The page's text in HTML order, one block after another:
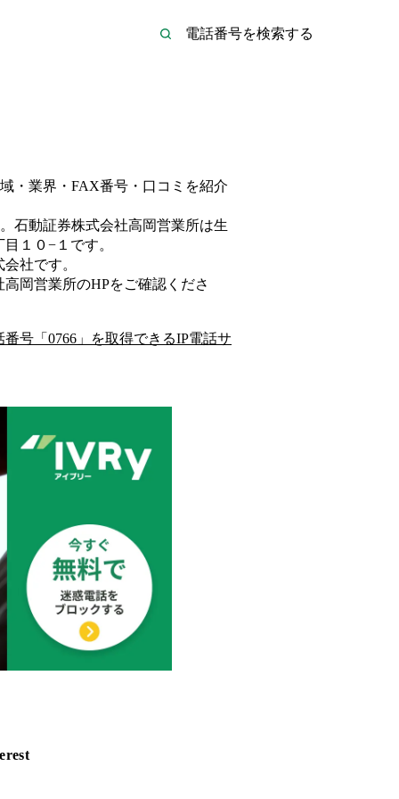
・業界・FAX番号・口コミを紹介
石動証券株式会社高岡営業所は生
１０−１ です。
会社です。
高岡営業所のHPをご確認くださ
号「 0766 」を取得できるIP電話サ